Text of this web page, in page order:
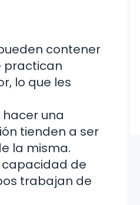
contener
practican
lo que les
una
tienden a ser
la misma.
capacidad de
trabajan de